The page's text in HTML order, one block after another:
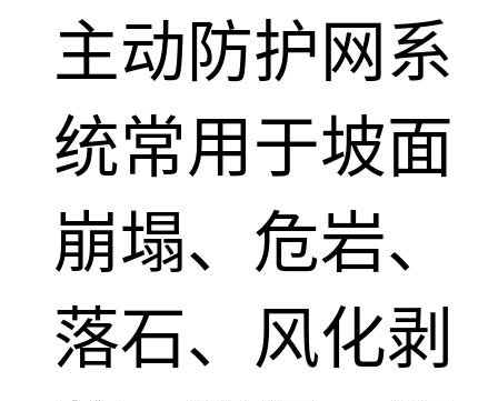
主动防护网系
统常用于坡面
崩塌、危岩、
落石、风化剥